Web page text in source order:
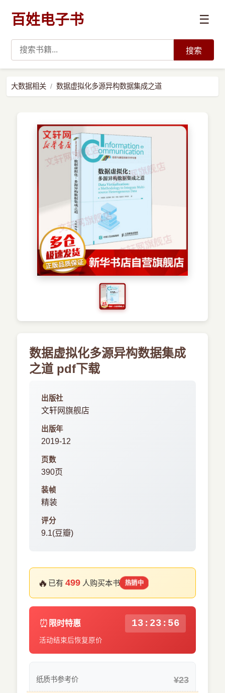
百姓电子书 ☰
数据科学与AI
系统与运维
其他资源
搜索
大数据相关 数据虚拟化多源异构数据集成之道
数据虚拟化多源异构数据集成
之道 pdf下载
出版社
文轩网旗舰店
出版年
2019-12
页数
390页
装帧
精装
评分
9.1(豆瓣)
🔥 已有499 人购买本书 热销中
⏰ 限时特惠 13:23:55
活动结束后恢复原价
纸质书参考价 ¥23